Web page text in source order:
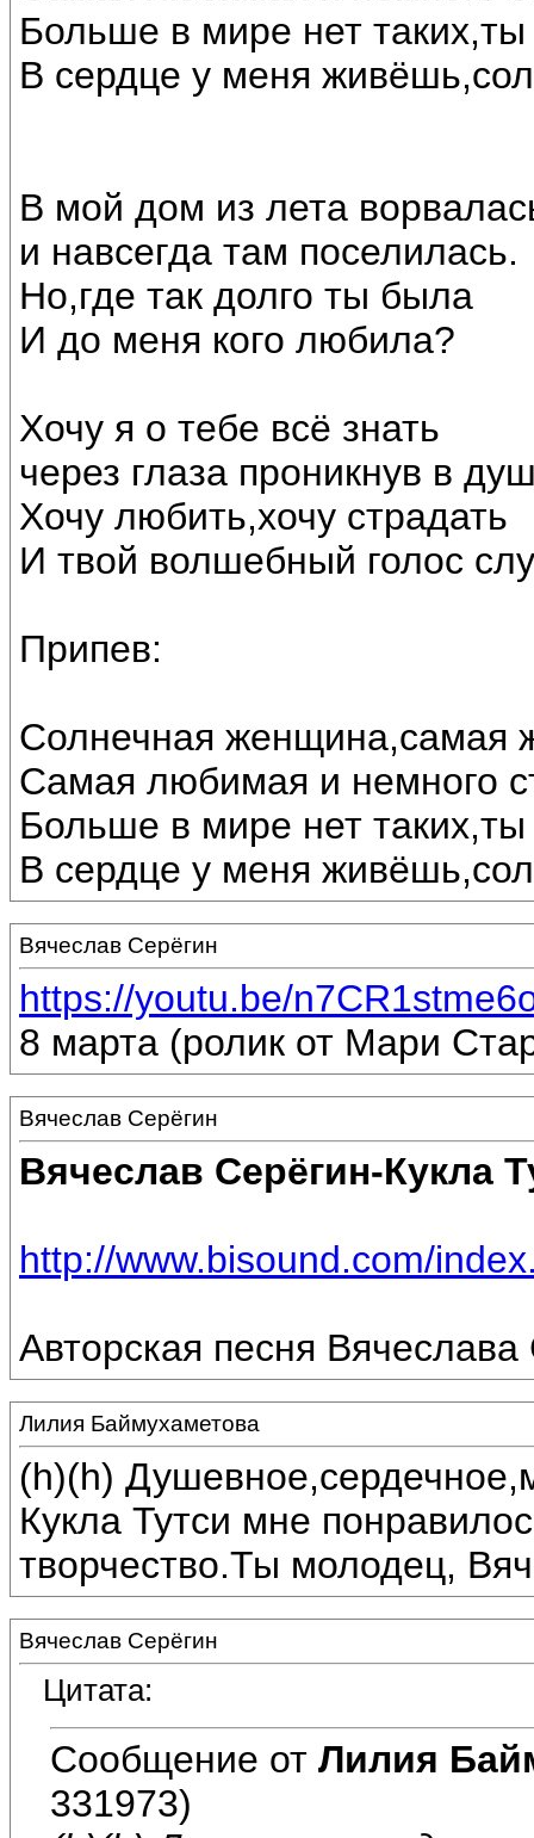
Больше в мире нет
В сердце у меня
В мой дом из лета
и навсегда там поселилась.
Но,где так долго ты была
И до меня кого любила?
Хочу я о тебе всё знать
через глаза проникнув в
Хочу любить,хочу страдать
И твой волшебный голос
Припев:
Солнечная женщина,самая
Самая любимая и немного
Больше в мире нет
В сердце у меня
Вячеслав Серёгин
https://youtu.be/
8 марта (ролик от Мари
Вячеслав Серёгин
Вячеслав Серёгин-Кукла
http://www.bisound.com/
Авторская песня
Лилия Баймухаметова
(h)(h)
Кукла Тутси мне
творчество.Ты молодец,
Вячеслав Серёгин
Цитата:
Сообщение от Лилия
331973)